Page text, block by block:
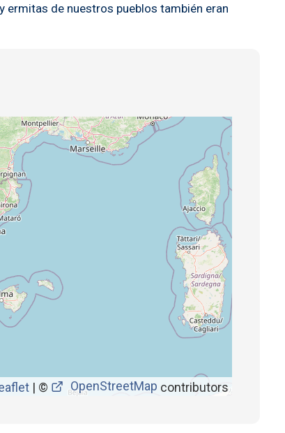
ermitas de nuestros pueblos también eran
| © OpenStreetMap contributors